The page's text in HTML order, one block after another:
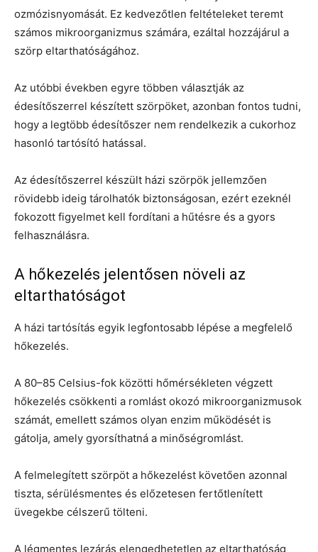
ozmózisnyomását. Ez kedvezőtlen feltételeket teremt
számos mikroorganizmus számára, ezáltal hozzájárul a
szörp eltarthatóságához.
Az utóbbi években egyre többen választják az
édesítőszerrel készített szörpöket, azonban fontos tudni,
hogy a legtöbb édesítőszer nem rendelkezik a cukorhoz
hasonló tartósító hatással.
Az édesítőszerrel készült házi szörpök jellemzően
rövidebb ideig tárolhatók biztonságosan, ezért ezeknél
fokozott figyelmet kell fordítani a hűtésre és a gyors
felhasználásra.
A hőkezelés jelentősen növeli az
eltarthatóságot
A házi tartósítás egyik legfontosabb lépése a megfelelő
hőkezelés.
A 80–85 Celsius-fok közötti hőmérsékleten végzett
hőkezelés csökkenti a romlást okozó mikroorganizmusok
számát, emellett számos olyan enzim működését is
gátolja, amely gyorsíthatná a minőségromlást.
A felmelegített szörpöt a hőkezelést követően azonnal
tiszta, sérülésmentes és előzetesen fertőtlenített
üvegekbe célszerű tölteni.
A légmentes lezárás elengedhetetlen az eltarthatóság